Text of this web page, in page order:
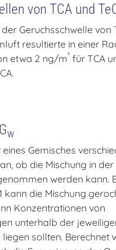
von TCA und
Geruchsschwelle von
resultierte in einer
etwa 2 ng/m³ für TCA
w
Gemisches
ob die Mischung in
werden kann.
kann die Mischung
Konzentrationen von
unterhalb der
liegen sollten. Berechnet